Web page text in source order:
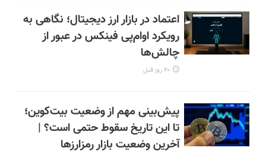
اعتماد در بازار ارز دیجیتال؛ نگاهی به
رویکرد اوام‌پی فینکس در عبور از
چالش‌ها
۲۰ روز قبل
پیش‌بینی مهم از وضعیت بیت‌کوین؛
تا این تاریخ سقوط حتمی است؟ |
آخرین وضعیت بازار رمزارزها